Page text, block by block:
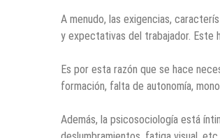
A menudo, las exigencias,
y expectativas del trabajador. Este
Es por esta razón que se hace
formación, falta de autonomía,
Además, la psicosociología está